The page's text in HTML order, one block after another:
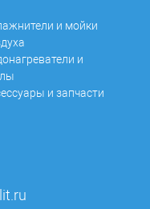
и мойки
и
и запчасти